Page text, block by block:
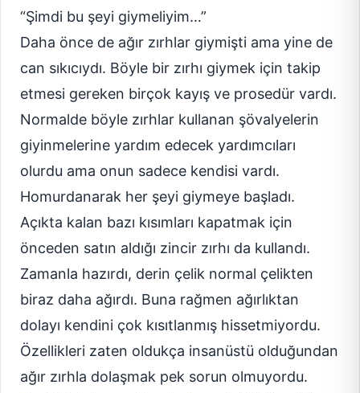
“Şimdi bu şeyi giymeliyim…”
Daha önce de ağır zırhlar giymişti ama yine de
can sıkıcıydı. Böyle bir zırhı giymek için takip
etmesi gereken birçok kayış ve prosedür vardı.
Normalde böyle zırhlar kullanan şövalyelerin
giyinmelerine yardım edecek yardımcıları
olurdu ama onun sadece kendisi vardı.
Homurdanarak her şeyi giymeye başladı.
Açıkta kalan bazı kısımları kapatmak için
önceden satın aldığı zincir zırhı da kullandı.
Zamanla hazırdı, derin çelik normal çelikten
biraz daha ağırdı. Buna rağmen ağırlıktan
dolayı kendini çok kısıtlanmış hissetmiyordu.
Özellikleri zaten oldukça insanüstü olduğundan
ağır zırhla dolaşmak pek sorun olmuyordu.